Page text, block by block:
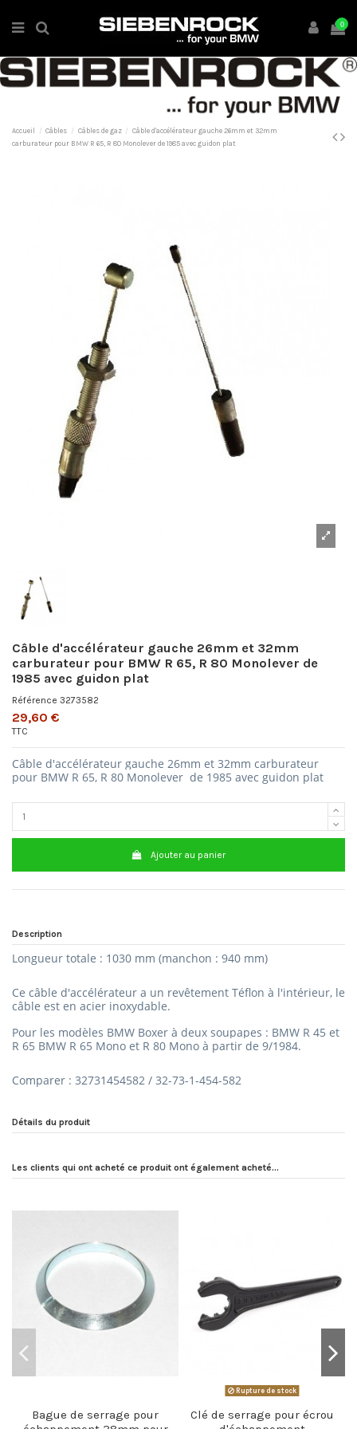
0
Accueil Câbles Câbles de gaz
Câble d'accélérateur gauche 26mm et 32mm
carburateur pour BMW R 65, R 80 Monolever de 1985 avec guidon plat
Câble d'accélérateur gauche 26mm et 32mm
carburateur pour BMW R 65, R 80 Monolever de
1985 avec guidon plat
Référence 3273582
29,60 €
TTC
Câble d'accélérateur gauche 26mm et 32mm carburateur
pour BMW R 65, R 80 Monolever de 1985 avec guidon plat
Ajouter au panier
Description
Longueur totale : 1030 mm (manchon : 940 mm)
Ce câble d'accélérateur a un revêtement Téflon à l'intérieur, le
câble est en acier inoxydable.
Pour les modèles BMW Boxer à deux soupapes : BMW R 45 et
R 65 BMW R 65 Mono et R 80 Mono à partir de 9/1984.
Comparer : 32731454582 / 32-73-1-454-582
Détails du produit
Les clients qui ont acheté ce produit ont également acheté...
Bague de serrage pour
Rupture de stock
Clé de serrage pour écrou